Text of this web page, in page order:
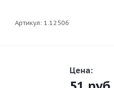
Артикул: 1.12506
Цена: